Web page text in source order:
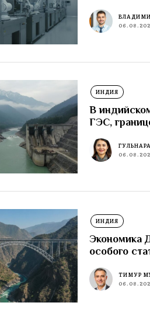
ИНДИЯ
В
ГЭС,
ИНДИЯ
Экономика
особого
ТИМУР